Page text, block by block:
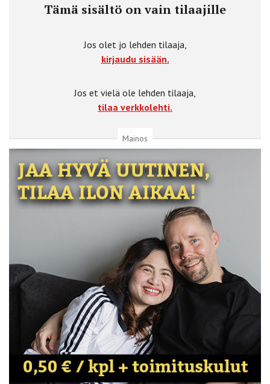
Tämä sisältö on vain tilaajille
Jos olet jo lehden tilaaja,
kirjaudu sisään.
Jos et vielä ole lehden tilaaja,
tilaa verkkolehti.
Mainos